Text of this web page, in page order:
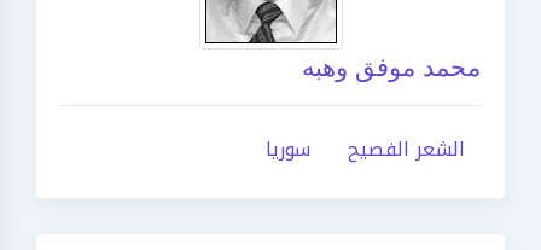
محمد موفق وهبه
الشعر الفصيح سوريا